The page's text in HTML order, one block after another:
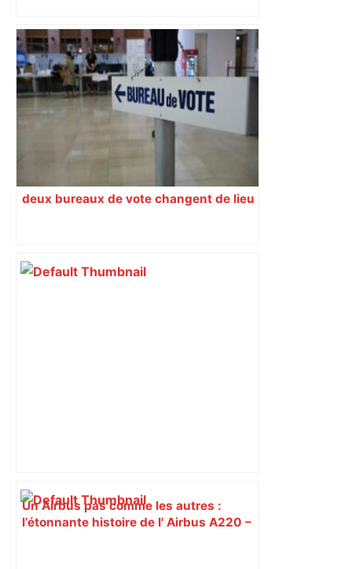
deux bureaux de vote changent de lieu
Un Airbus pas comme les autres :
l’étonnante histoire de l' Airbus A220 –